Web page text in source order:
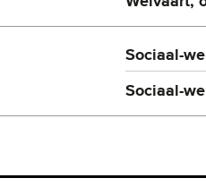
Sociaal-
Sociaal-